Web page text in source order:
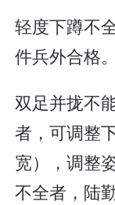
轻度下蹲不
件兵外合格。
双足并拢不
者，可调整
宽），调整
不全者，陆